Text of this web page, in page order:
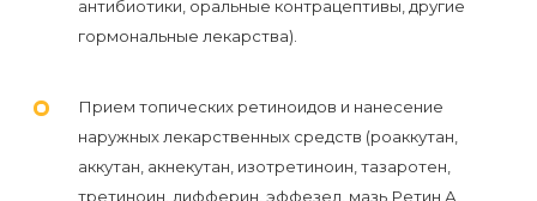
антибиотики, оральные контрацептивы, другие
гормональные лекарства).
Прием топических ретиноидов и нанесение
наружных лекарственных средств (роаккутан,
аккутан, акнекутан, изотретиноин, тазаротен,
третиноин, дифферин, эффезел, мазь Ретин А,